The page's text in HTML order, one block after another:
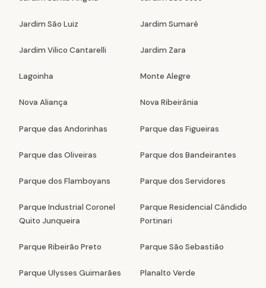
Jardim São Luiz Jardim Sumaré
Jardim Vilico Cantarelli Jardim Zara
Lagoinha Monte Alegre
Nova Aliança Nova Ribeirânia
Parque das Andorinhas Parque das Figueiras
Parque das Oliveiras Parque dos Bandeirantes
Parque dos Flamboyans Parque dos Servidores
Parque Industrial Coronel
Quito Junqueira
Parque Residencial Cândido
Portinari
Parque Ribeirão Preto Parque São Sebastião
Parque Ulysses Guimarães Planalto Verde